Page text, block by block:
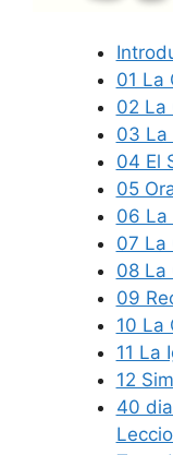
01 La
02 La
03 La
04 El
05
06 La
07 La
08 La
09
10 La
11 La
12
40